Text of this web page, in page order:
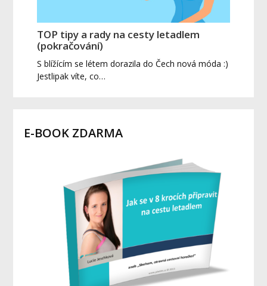
TOP tipy a rady na cesty letadlem
(pokračování)
S blížícím se létem dorazila do Čech nová móda :)
Jestlipak víte, co…
E-BOOK ZDARMA